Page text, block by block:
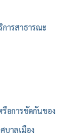
ารสาธารณะ
รือการขัดกันของ
บาลเมือง